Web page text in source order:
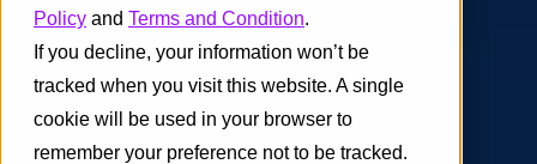
Policy and Terms and Condition.
If you decline, your information won’t be
tracked when you visit this website. A single
cookie will be used in your browser to
remember your preference not to be tracked.